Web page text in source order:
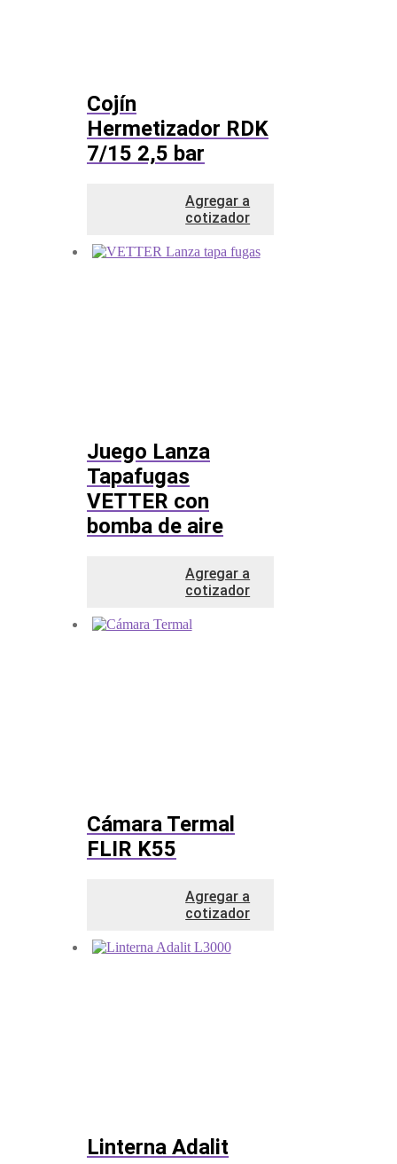
Cojín
Hermetizador RDK
7/15 2,5 bar
Agregar a
cotizador
Juego Lanza
Tapafugas
VETTER con
bomba de aire
Agregar a
cotizador
Cámara Termal
FLIR K55
Agregar a
cotizador
Linterna Adalit